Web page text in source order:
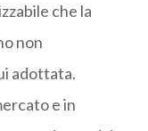
che la
non
adottata.
e in